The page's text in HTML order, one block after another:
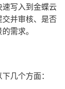
写入到金蝶云
并审核、是否
需求。
几个方面：